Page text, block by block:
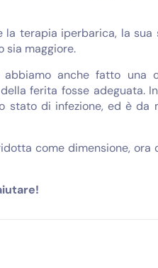
terapia iperbarica, la sua
sia maggiore.
anche fatto una
della ferita fosse
stato di infezione, ed è da
come dimensione, ora